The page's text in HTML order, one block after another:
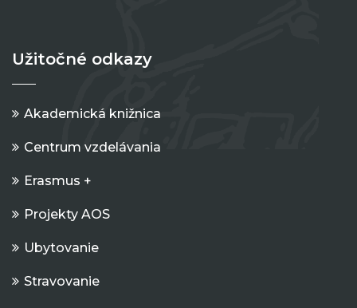
Užitočné odkazy
Akademická knižnica
Centrum vzdelávania
Erasmus +
Projekty AOS
Ubytovanie
Stravovanie